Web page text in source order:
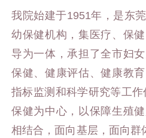
我院始建于1951年，是东
幼保健机构，集医疗、保
导为一体，承担了全市妇
保健、健康评估、健康教
指标监测和科学研究等工
保健为中心，以保障生殖
相结合，面向基层，面向群